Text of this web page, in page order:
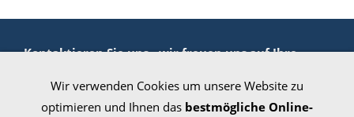
Kontaktieren Sie uns - wir freuen uns auf Ihre
Zum Kontaktformular
Wir verwenden Cookies um unsere Website zu
optimieren und Ihnen das bestmögliche Online-